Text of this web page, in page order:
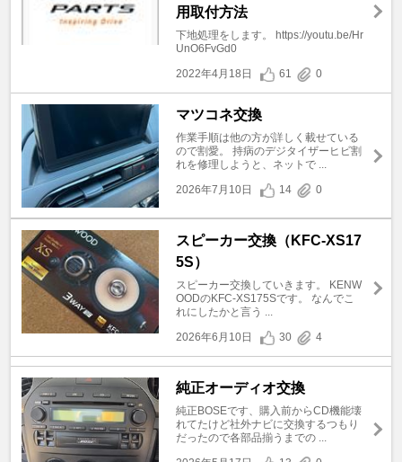
用取付方法
下地処理をします。 https://youtu.be/Hr
UnO6FvGd0
2022年4月18日
61 0
マツコネ交換
作業手順は他の方が詳しく載せている
ので割愛。 持病のデジタイザーヒビ割
れを修理しようと、ネットで ...
2026年7月10日
14 0
スピーカー交換（KFC-XS17
5S）
スピーカー交換していきます。 KENW
OODのKFC-XS175Sです。 なんでこ
れにしたかと言う ...
2026年6月10日
30 4
純正オーディオ交換
純正BOSEです、購入前からCD機能壊
れてたけど社外ナビに交換するつもり
だったので各部品揃うまでの ...